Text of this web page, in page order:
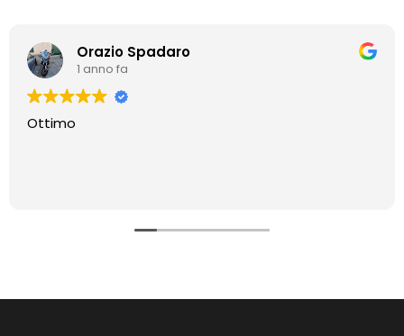
Orazio Spadaro
1 anno fa
Ottimo